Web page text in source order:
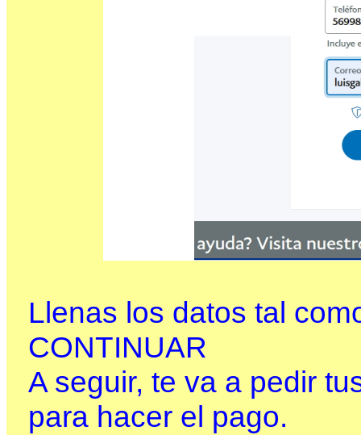
Llenas los datos tal
CONTINUAR
A seguir, te va a pedir
para hacer el pago.